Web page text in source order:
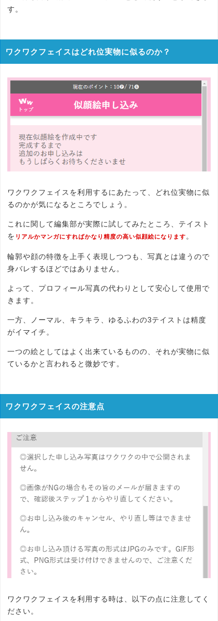
す。
ワクワクフェイスはどれ位実物に似るのか？
ワクワクフェイスを利用するにあたって、どれ位実物に似
るのかが気になるところでしょう。
これに関して編集部が実際に試してみたところ、テイスト
を リアルかマンガにすればかなり精度の高い似顔絵になります 。
輪郭や顔の特徴を上手く表現しつつも、写真とは違うので
身バレするほどではありません。
よって、プロフィール写真の代わりとして安心して使用で
きます。
一方、ノーマル、キラキラ、ゆるふわの3テイストは精度
がイマイチ。
一つの絵としてはよく出来ているものの、それが実物に似
ているかと言われると微妙です。
ワクワクフェイスの注意点
ワクワクフェイスを利用する時は、以下の点に注意してく
ださい。